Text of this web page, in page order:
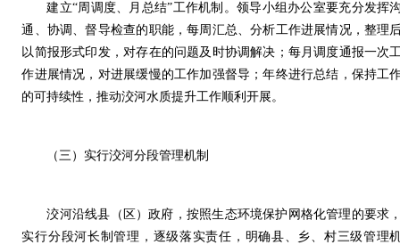
建立“周调度、月总结”工作机制。领导小组办公室要充分发挥
通、协调、督导检查的职能，每周汇总、分析工作进展情况，整理
以简报形式印发，对存在的问题及时协调解决；每月调度通报一次
作进展情况，对进展缓慢的工作加强督导；年终进行总结，保持工
的可持续性，推动洨河水质提升工作顺利开展。
（三）实行洨河分段管理机制
洨河沿线县（区）政府，按照生态环境保护网格化管理的要求
实行分段河长制管理，逐级落实责任，明确县、乡、村三级管理